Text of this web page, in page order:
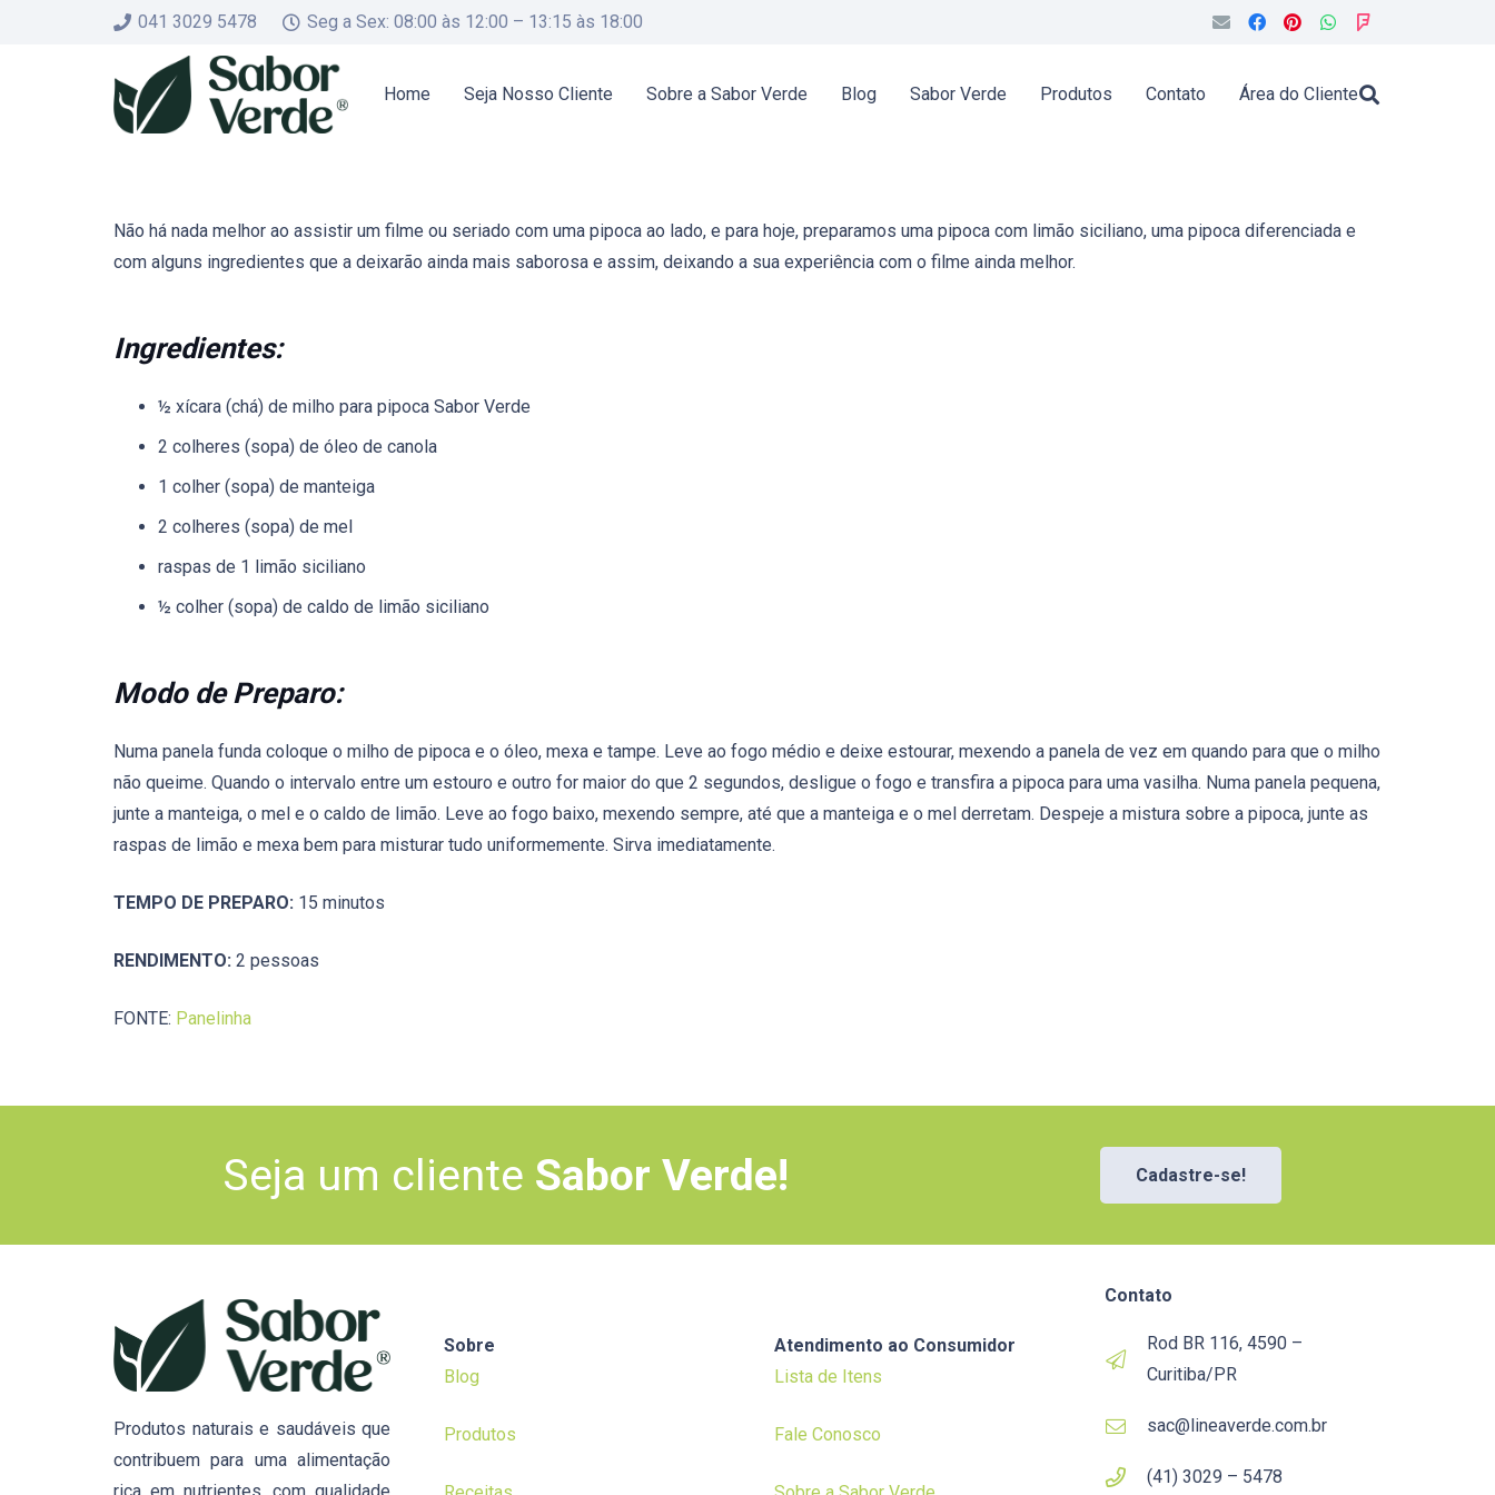
041 3029 5478 Seg a Sex: 08:00 às 12:00 – 13:15 às 18:00
Home Seja Nosso Cliente Sobre a Sabor Verde Blog Sabor Verde Produtos Contato Área do Cliente
Não há nada melhor ao assistir um filme ou seriado com uma pipoca ao lado, e para hoje, preparamos uma pipoca com limão siciliano, uma pipoca diferenciada e
com alguns ingredientes que a deixarão ainda mais saborosa e assim, deixando a sua experiência com o filme ainda melhor.
Ingredientes:
½ xícara (chá) de milho para pipoca Sabor Verde
2 colheres (sopa) de óleo de canola
1 colher (sopa) de manteiga
2 colheres (sopa) de mel
raspas de 1 limão siciliano
½ colher (sopa) de caldo de limão siciliano
Modo de Preparo:
Numa panela funda coloque o milho de pipoca e o óleo, mexa e tampe. Leve ao fogo médio e deixe estourar, mexendo a panela de vez em quando para que o milho
não queime. Quando o intervalo entre um estouro e outro for maior do que 2 segundos, desligue o fogo e transfira a pipoca para uma vasilha. Numa panela pequena,
junte a manteiga, o mel e o caldo de limão. Leve ao fogo baixo, mexendo sempre, até que a manteiga e o mel derretam. Despeje a mistura sobre a pipoca, junte as
raspas de limão e mexa bem para misturar tudo uniformemente. Sirva imediatamente.
TEMPO DE PREPARO: 15 minutos
RENDIMENTO: 2 pessoas
FONTE: Panelinha
Seja um cliente Sabor Verde! Cadastre-se!
Produtos naturais e saudáveis que
contribuem para uma alimentação
Sobre
Blog
Produtos
Atendimento ao Consumidor
Lista de Itens
Fale Conosco
Contato
Rod BR 116, 4590 –
Curitiba/PR
sac@lineaverde.com.br
(41) 3029 – 5478